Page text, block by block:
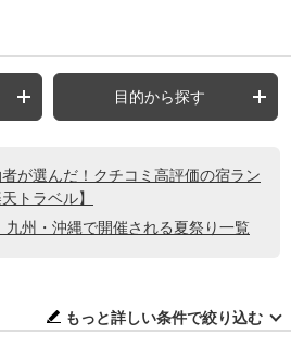
目的から探す
が選んだ！クチコミ高評価の宿ラン
トラベル】
九州・沖縄で開催される夏祭り一覧
もっと詳しい条件で絞り込む